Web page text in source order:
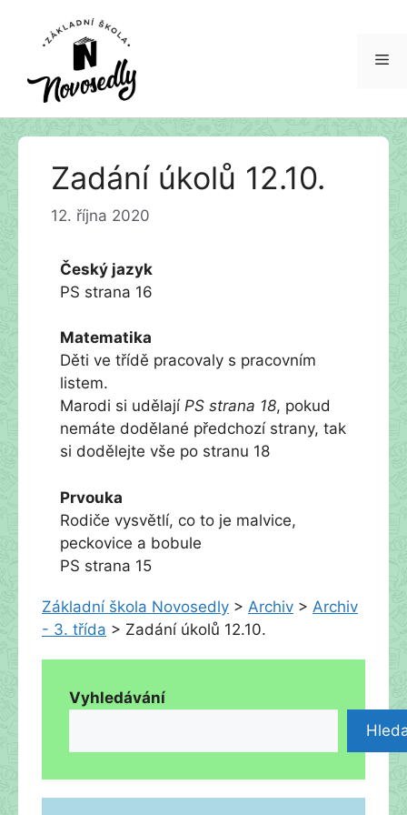
Přeskočit
Zadání úkolů 12.10.
12. října 2020
Český jazyk
PS strana 16
Matematika
Děti ve třídě pracovaly s pracovním
listem.
Marodi si udělají PS strana 18, pokud
nemáte dodělané předchozí strany, tak
si dodělejte vše po stranu 18
Prvouka
Rodiče vysvětlí, co to je malvice,
peckovice a bobule
PS strana 15
Základní škola Novosedly > Archiv > Archiv
- 3. třída > Zadání úkolů 12.10.
Vyhledávání